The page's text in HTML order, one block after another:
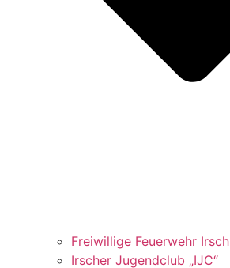
Freiwillige Feuerwehr Irsch
Irscher Jugendclub „IJC“